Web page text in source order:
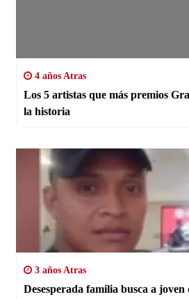
4 años Atras
Los 5 artistas que más premios
la historia
3 años Atras
Desesperada familia busca a